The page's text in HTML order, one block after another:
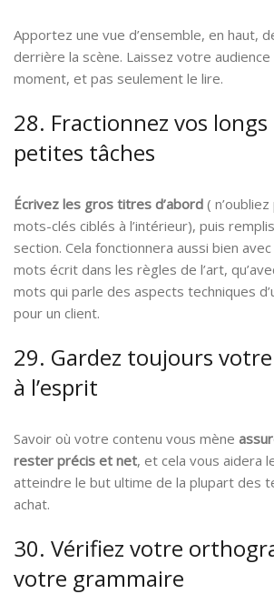
Apportez une vue d’ensemble, en haut,
derrière la scène. Laissez votre
moment, et pas seulement le lire.
28. Fractionnez vos
petites tâches
Écrivez les gros titres d’abord (
mots-clés ciblés à l’intérieur), puis
section. Cela fonctionnera aussi bien
mots écrit dans les règles de l’art,
mots qui parle des aspects techniques
pour un client.
29. Gardez toujours
à l’esprit
Savoir où votre contenu vous mène
rester précis et net, et cela vous aidera
atteindre le but ultime de la plupart des
achat.
30. Vérifiez votre
votre grammaire